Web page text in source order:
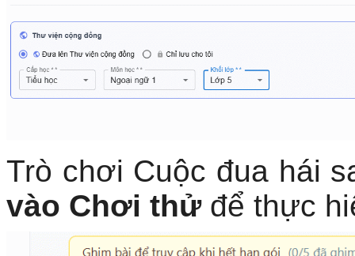
Trò chơi Cuộc đua hái
vào Chơi thửđể thực